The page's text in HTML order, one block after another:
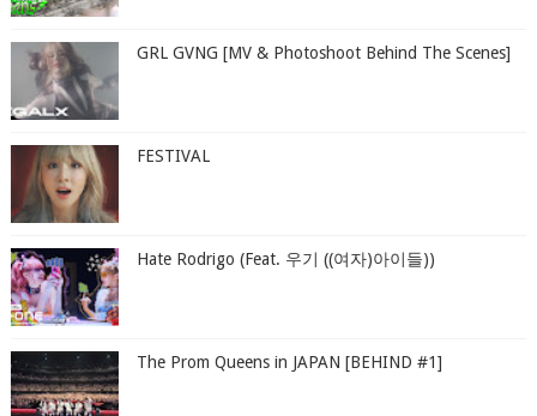
GRL GVNG [MV & Photoshoot Behind The Scenes]
FESTIVAL
Hate Rodrigo (Feat. 우기 ((여자)아이들))
The Prom Queens in JAPAN [BEHIND #1]